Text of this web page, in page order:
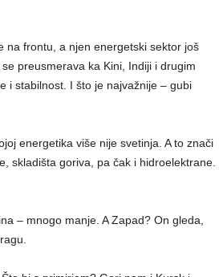
na frontu, a njen energetski sektor još
preusmerava ka Kini, Indiji i drugim
i stabilnost. I što je najvažnije – gubi
energetika više nije svetinja. A to znači
skladišta goriva, pa čak i hidroelektrane.
– mnogo manje. A Zapad? On gleda,